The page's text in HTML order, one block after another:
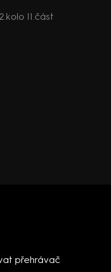
II.část
přehrávač